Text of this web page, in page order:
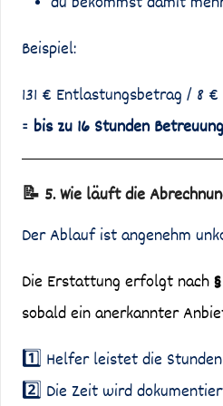
Beispiel:
131 € Entlastungsbetrag / 8
= bis zu 16 Stunden Betreuung
📝 5. Wie läuft die
Der Ablauf ist angenehm
Die Erstattung erfolgt nach
sobald ein anerkannter
1️⃣ Helfer leistet die Stunden
2️⃣ Die Zeit wird